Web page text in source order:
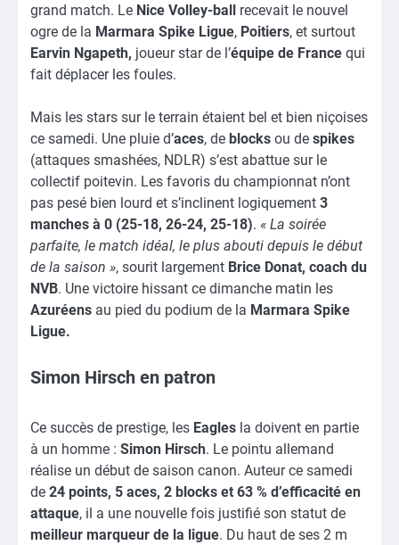
grand match. Le Nice Volley-ball recevait le nouvel
ogre de la Marmara Spike Ligue, Poitiers, et surtout
Earvin Ngapeth, joueur star de l’équipe de France qui
fait déplacer les foules.
Mais les stars sur le terrain étaient bel et bien niçoises
ce samedi. Une pluie d’aces, de blocks ou de spikes
(attaques smashées, NDLR) s’est abattue sur le
collectif poitevin. Les favoris du championnat n’ont
pas pesé bien lourd et s’inclinent logiquement 3
manches à 0 (25-18, 26-24, 25-18). « La soirée
parfaite, le match idéal, le plus abouti depuis le début
de la saison », sourit largement Brice Donat, coach du
NVB. Une victoire hissant ce dimanche matin les
Azuréens au pied du podium de la Marmara Spike
Ligue.
Simon Hirsch en patron
Ce succès de prestige, les Eagles la doivent en partie
à un homme : Simon Hirsch. Le pointu allemand
réalise un début de saison canon. Auteur ce samedi
de 24 points, 5 aces, 2 blocks et 63 % d’efficacité en
attaque, il a une nouvelle fois justifié son statut de
meilleur marqueur de la ligue. Du haut de ses 2 m